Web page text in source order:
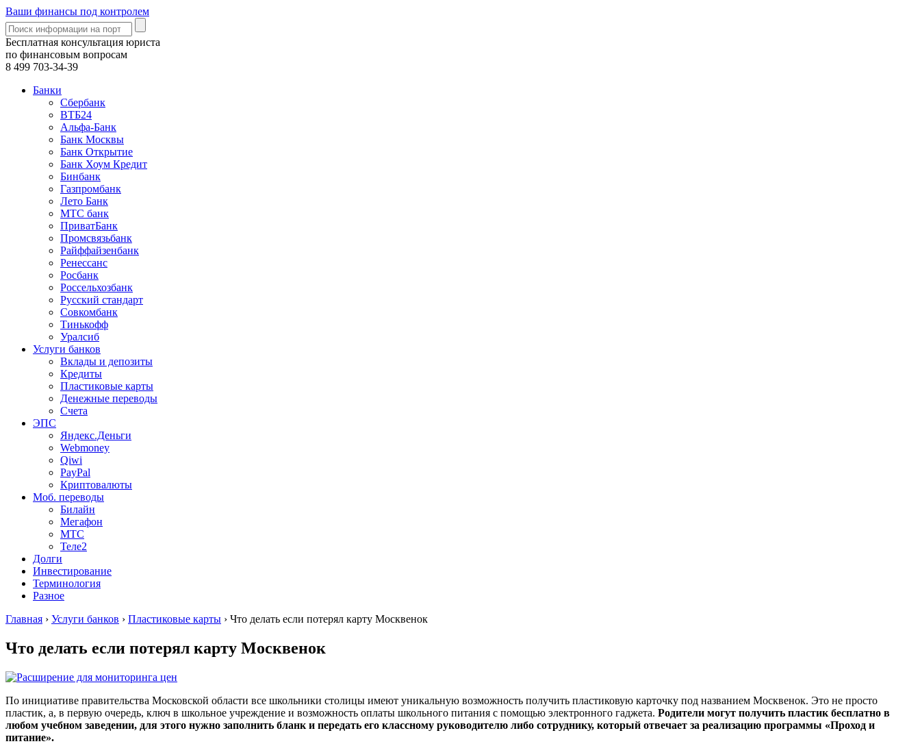
Ваши финансы под контролем
Бесплатная консультация юриста
по финансовым вопросам
8 499 703-34-39
Банки
Сбербанк
ВТБ24
Альфа-Банк
Банк Москвы
Банк Открытие
Банк Хоум Кредит
Бинбанк
Газпромбанк
Лето Банк
МТС банк
ПриватБанк
Промсвязьбанк
Райффайзенбанк
Ренессанс
Росбанк
Россельхозбанк
Русский стандарт
Совкомбанк
Тинькофф
Уралсиб
Услуги банков
Вклады и депозиты
Кредиты
Пластиковые карты
Денежные переводы
Счета
ЭПС
Яндекс.Деньги
Webmoney
Qiwi
PayPal
Криптовалюты
Моб. переводы
Билайн
Мегафон
МТС
Теле2
Долги
Инвестирование
Терминология
Разное
Главная › Услуги банков › Пластиковые карты › Что делать если потерял карту Москвенок
Что делать если потерял карту Москвенок
По инициативе правительства Московской области все школьники столицы имеют уникальную возможность получить пластиковую карточку под названием Москвенок. Это не просто
пластик, а, в первую очередь, ключ в школьное учреждение и возможность оплаты школьного питания с помощью электронного гаджета. Родители могут получить пластик бесплатно в
любом учебном заведении, для этого нужно заполнить бланк и передать его классному руководителю либо сотруднику, который отвечает за реализацию программы «Проход и
питание».